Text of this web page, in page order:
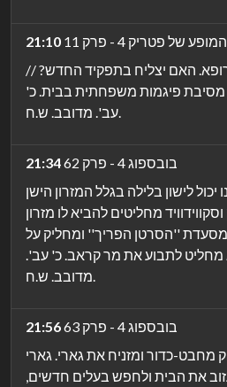
21:10
המופע של פטריק 4 - פרק 11
האם יצליח בתפקיד החדש? //
פיגמות משפחתית בבית. כ'
עב'. מדובב. ש.ח.
21:34
בובספוג 4 - פרק 62
לישון בלילה בגלל המזרון הישן
מחליטים להביא לו מזרון
''הסרטן הפריך'' ומחליק על
לתבוע את מר קראב. כ' עב'.
מדובב. ש.ח.
21:56
בובספוג 4 - פרק 63
כדור ומזניח את גארי. גארי
את הבית ולחפש בעלים חדשים,